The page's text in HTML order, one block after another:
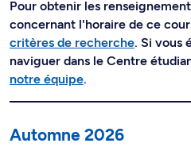
Pour obtenir les
concernant l'horaire de ce
critères de recherche. Si vous
naviguer dans le Centre
notre équipe.
Automne 2026